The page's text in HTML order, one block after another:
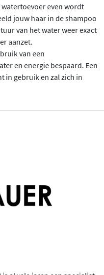
even wordt
jouw haar in de shampoo
van het water weer exact
aanzet.
van een
en energie bespaard. Een
in gebruik en zal zich in